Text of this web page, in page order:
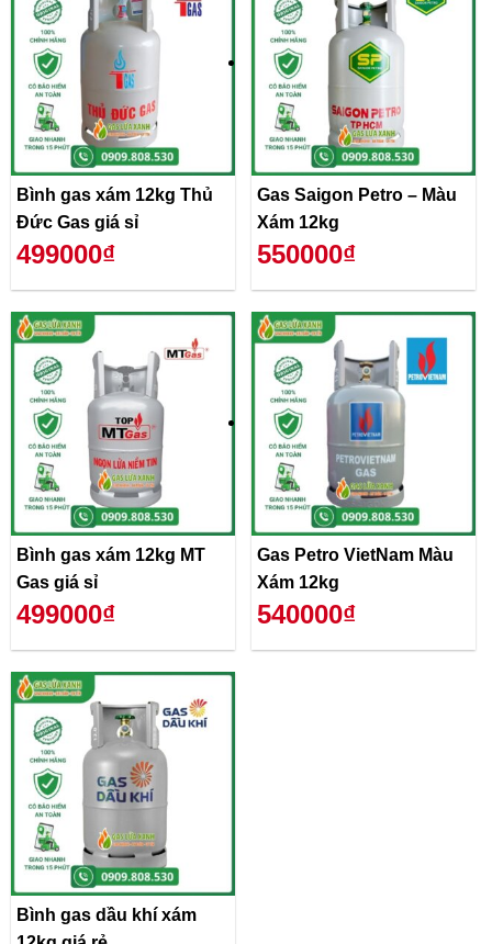
Bình gas xám 12kg Thủ
Đức Gas giá sỉ
499000₫
Gas Saigon Petro – Màu
Xám 12kg
550000₫
Bình gas xám 12kg MT
Gas giá sỉ
499000₫
Gas Petro VietNam Màu
Xám 12kg
540000₫
Bình gas dầu khí xám